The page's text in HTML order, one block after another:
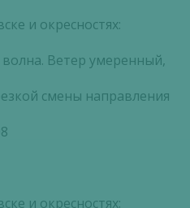
и окресностях:
Ветер умеренный,
смены направления
и окресностях: